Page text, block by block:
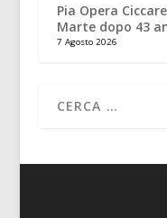
Pia Opera
Marte dopo 43
7 Agosto 2026